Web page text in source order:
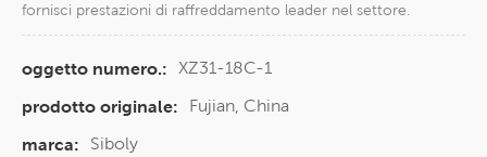
fornisci prestazioni di raffreddamento leader nel settore.
oggetto numero.: XZ31-18C-1
prodotto originale:
Fujian, China
marca:
Siboly